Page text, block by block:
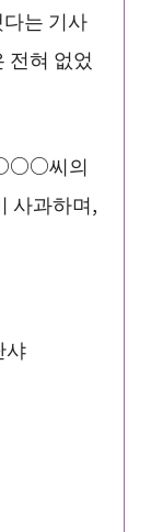
는 기사
전혀 없었
씨의
사과하며,